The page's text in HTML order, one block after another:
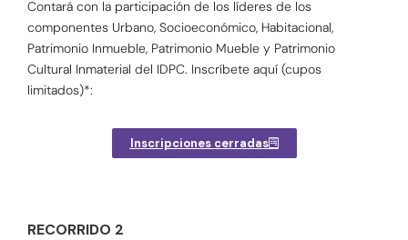
Contará con la participación de los líderes de los
componentes Urbano, Socioeconómico, Habitacional,
Patrimonio Inmueble, Patrimonio Mueble y Patrimonio
Cultural Inmaterial del IDPC. Inscríbete aquí (cupos
limitados)*:
Inscripciones cerradas
RECORRIDO 2